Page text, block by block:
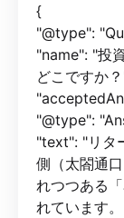
{
"@type":
"name": "投
どこですか
"@type":
"text": "リタ
側（太閤通
れつつある
れています